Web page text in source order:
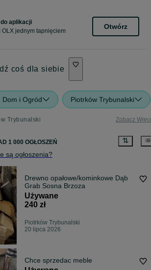
do aplikacji
OLX jednym tapnięciem
Otwórz
coś dla siebie
Dom i Ogród Piotrków Trybunalski
Trybunalski Zobacz
1 000 OGŁOSZEŃ
są ogłoszenia?
Drewno opałowe/kominkowe Dąb
Grab Sosna Brzoza
Używane
240 zł
Piotrków Trybunalski
20 lipca 2026
Chce sprzedac meble